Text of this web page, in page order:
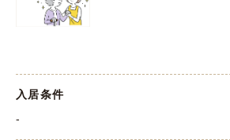
入居条件
-